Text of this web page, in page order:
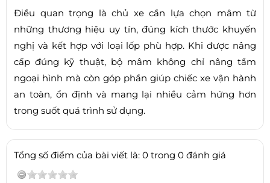
Điều quan trọng là chủ xe cần lựa chọn mâm từ
những thương hiệu uy tín, đúng kích thước khuyến
nghị và kết hợp với loại lốp phù hợp. Khi được nâng
cấp đúng kỹ thuật, bộ mâm không chỉ nâng tầm
ngoại hình mà còn góp phần giúp chiếc xe vận hành
an toàn, ổn định và mang lại nhiều cảm hứng hơn
trong suốt quá trình sử dụng.
Tổng số điểm của bài viết là: 0 trong 0 đánh giá